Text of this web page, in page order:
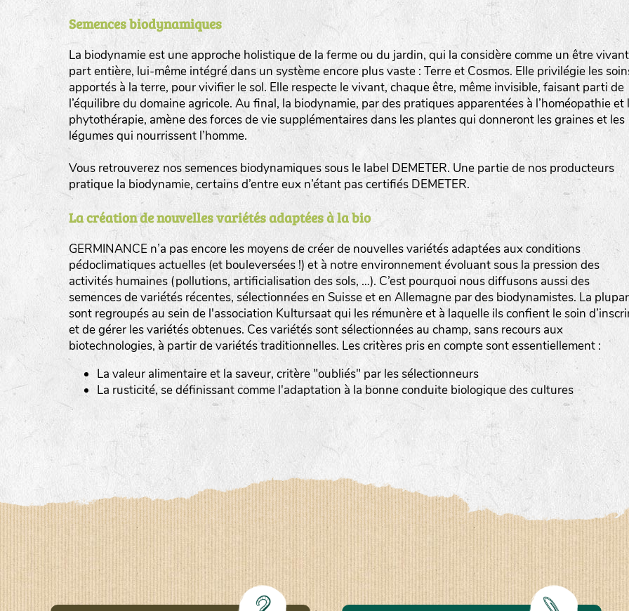
Semences biodynamiques
La biodynamie est une approche holistique de la ferme ou du jardin, qui la considère comme un être
part entière, lui-même intégré dans un système encore plus vaste : Terre et Cosmos. Elle privilégie les
apportés à la terre, pour vivifier le sol. Elle respecte le vivant, chaque être, même invisible, faisant parti de
l’équilibre du domaine agricole. Au final, la biodynamie, par des pratiques apparentées à l’homéopathie et
phytothérapie, amène des forces de vie supplémentaires dans les plantes qui donneront les graines et les
légumes qui nourrissent l’homme.
Vous retrouverez nos semences biodynamiques sous le label DEMETER. Une partie de nos producteurs
pratique la biodynamie, certains d’entre eux n’étant pas certifiés DEMETER.
La création de nouvelles variétés adaptées à la bio
GERMINANCE n’a pas encore les moyens de créer de nouvelles variétés adaptées aux conditions
pédoclimatiques actuelles (et bouleversées !) et à notre environnement évoluant sous la pression des
activités humaines (pollutions, artificialisation des sols, …). C’est pourquoi nous diffusons aussi des
semences de variétés récentes, sélectionnées en Suisse et en Allemagne par des biodynamistes. La
sont regroupés au sein de l'association Kultursaat qui les rémunère et à laquelle ils confient le soin
et de gérer les variétés obtenues. Ces variétés sont sélectionnées au champ, sans recours aux
biotechnologies, à partir de variétés traditionnelles. Les critères pris en compte sont essentiellement :
La valeur alimentaire et la saveur, critère "oubliés" par les sélectionneurs
La rusticité, se définissant comme l'adaptation à la bonne conduite biologique des cultures
BINGENHEIMER SAATGUT (BGH)
www.bingenheimersaatgut.de
DE BOLSTER (DBO)
www.bolster.nl
GRAINE DEL PAÏS (GDP)
www.grainesdelpais.com
JARDIN EN’VIE (JEV)
LA BOITE A GRAINES (LBAG)
www.laboiteagraines.com
L’AUBEPIN (PDO)
www.aubepin.fr
LE BIAU GERME (LBG)
www.biaugerme.com
SATIVA RHEINAU (SAD)
www.sativa-rheinau.ch
SEMAILLES (SEM)
www.semaille.com
BPA : Initiales du producteur ou du fournisseur de
semence.
1 : Numéro d’ordre du lot
A : Sans calibre.
: Gros
: Moyen calibre
P: Petit calibre
Légumes feuilles
Légumes racines
Plantes aromatiques